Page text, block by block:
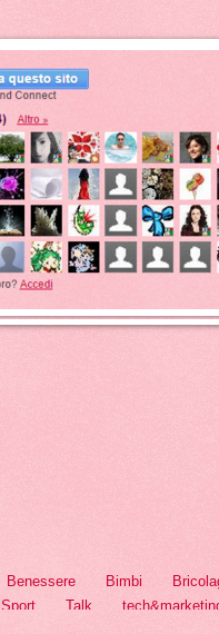
Benessere Bimbi
Sport Talk